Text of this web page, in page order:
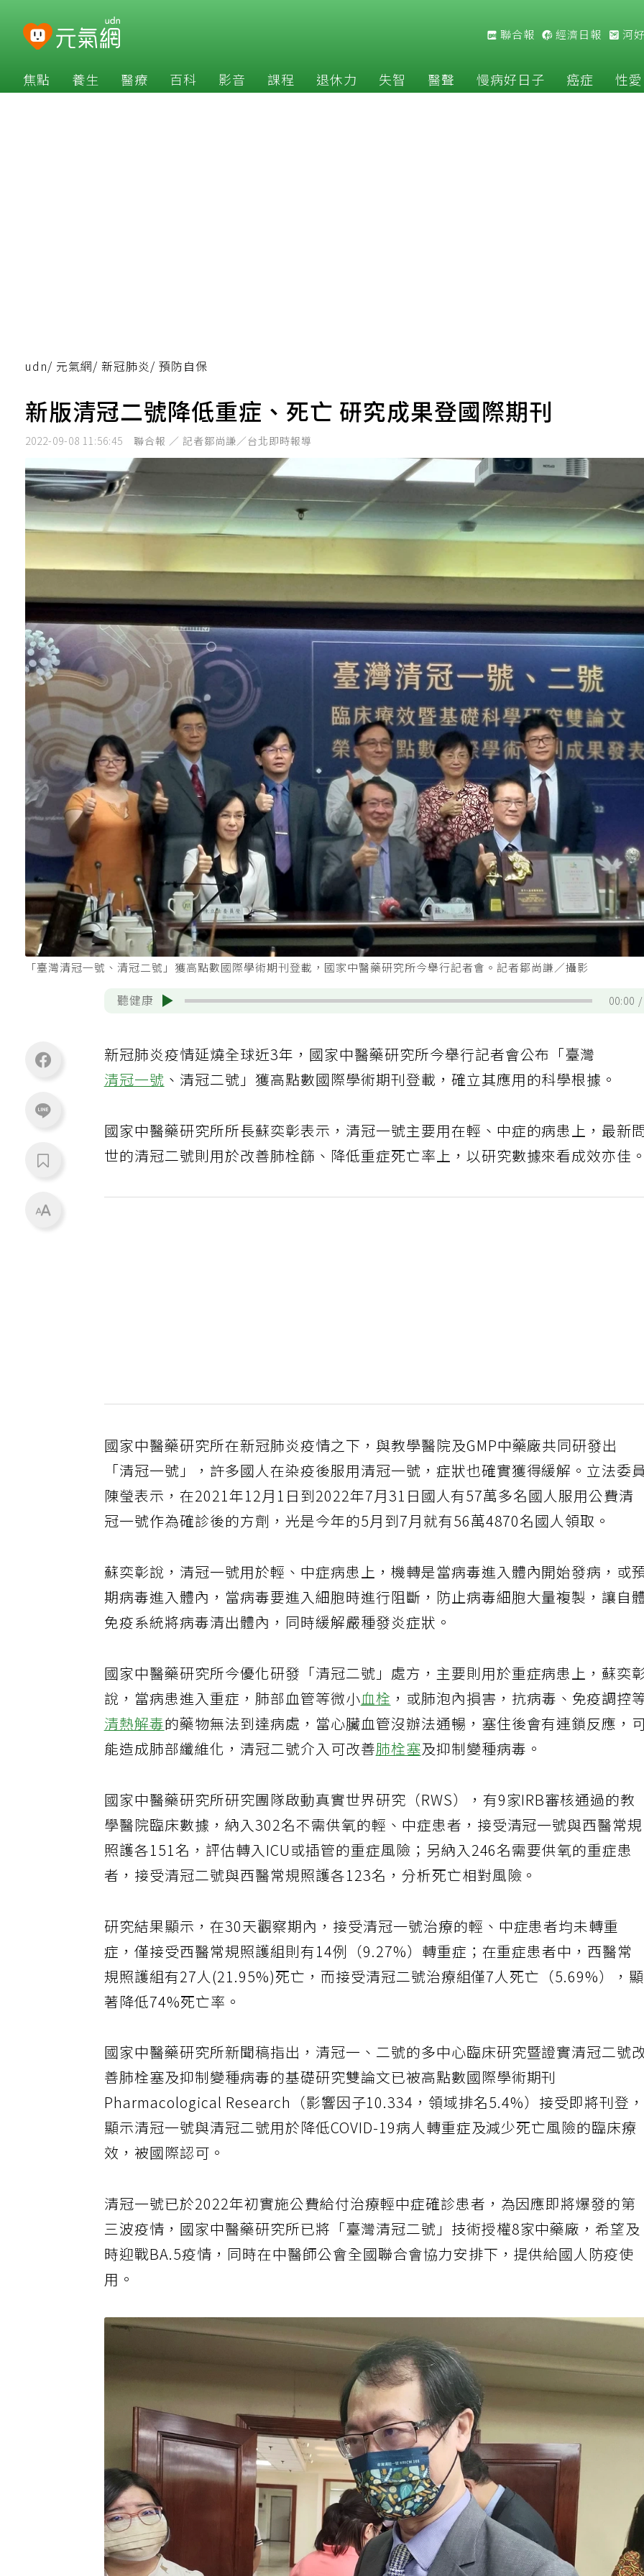
聯合報 經濟日報 河
焦點 養生 醫療 百科 影音 課程 退休力 失智 醫聲 慢病好日子 癌症 性愛
udn/ 元氣網/ 新冠肺炎/ 預防自保
新版清冠二號降低重症、死亡 研究成果登國際期刊
2022-09-08 11:56:45 聯合報 ／ 記者鄒尚謙／台北即時報導
「臺灣清冠一號、清冠二號」獲高點數國際學術期刊登載，國家中醫藥研究所今舉行記者會。記者鄒尚謙／攝影
聽健康 00:00
新冠肺炎疫情延燒全球近3年，國家中醫藥研究所今舉行記者會公布「臺灣
清冠一號 、清冠二號」獲高點數國際學術期刊登載，確立其應用的科學根據。
國家中醫藥研究所所長蘇奕彰表示，清冠一號主要用在輕、中症的病患上，最新
世的清冠二號則用於改善肺栓篩、降低重症死亡率上，以研究數據來看成效亦佳。
國家中醫藥研究所在新冠肺炎疫情之下，與教學醫院及GMP中藥廠共同研發出
「清冠一號」，許多國人在染疫後服用清冠一號，症狀也確實獲得緩解。立法委
陳瑩表示，在2021年12月1日到2022年7月31日國人有57萬多名國人服用公費清
冠一號作為確診後的方劑，光是今年的5月到7月就有56萬4870名國人領取。
蘇奕彰說，清冠一號用於輕、中症病患上，機轉是當病毒進入體內開始發病，或
期病毒進入體內，當病毒要進入細胞時進行阻斷，防止病毒細胞大量複製，讓自
免疫系統將病毒清出體內，同時緩解嚴種發炎症狀。
國家中醫藥研究所今優化研發「清冠二號」處方，主要則用於重症病患上，蘇奕
說，當病患進入重症，肺部血管等微小血栓 ，或肺泡內損害，抗病毒、免疫調控
清熱解毒的藥物無法到達病處，當心臟血管沒辦法通暢，塞住後會有連鎖反應，可
能造成肺部纖維化，清冠二號介入可改善肺栓塞及抑制變種病毒。
國家中醫藥研究所研究團隊啟動真實世界研究（RWS），有9家IRB審核通過的教
學醫院臨床數據，納入302名不需供氧的輕、中症患者，接受清冠一號與西醫常規
照護各151名，評估轉入ICU或插管的重症風險；另納入246名需要供氧的重症患
者，接受清冠二號與西醫常規照護各123名，分析死亡相對風險。
研究結果顯示，在30天觀察期內，接受清冠一號治療的輕、中症患者均未轉重
症，僅接受西醫常規照護組則有14例（9.27%）轉重症；在重症患者中，西醫常
規照護組有27人(21.95%)死亡，而接受清冠二號治療組僅7人死亡（5.69%），顯
著降低74%死亡率。
國家中醫藥研究所新聞稿指出，清冠一、二號的多中心臨床研究暨證實清冠二號
善肺栓塞及抑制變種病毒的基礎研究雙論文已被高點數國際學術期刊
Pharmacological Research（影響因子10.334，領域排名5.4%）接受即將刊登，
顯示清冠一號與清冠二號用於降低COVID-19病人轉重症及減少死亡風險的臨床療
效，被國際認可。
清冠一號已於2022年初實施公費給付治療輕中症確診患者，為因應即將爆發的第
三波疫情，國家中醫藥研究所已將「臺灣清冠二號」技術授權8家中藥廠，希望及
時迎戰BA.5疫情，同時在中醫師公會全國聯合會協力安排下，提供給國人防疫使
用。